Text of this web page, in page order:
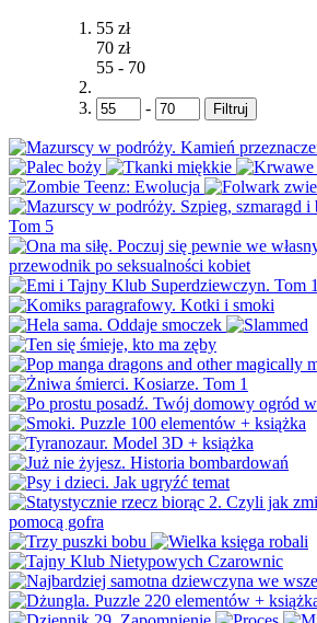
55 zł
70 zł
55 - 70
- Filtruj